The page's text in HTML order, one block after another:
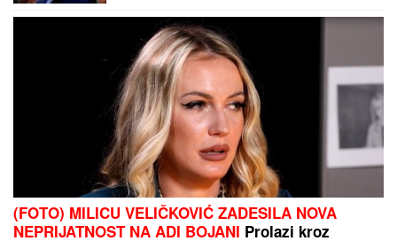
(FOTO) MILICU VELIČKOVIĆ ZADESILA NOVA
NEPRIJATNOST NA ADI BOJANI Prolazi kroz